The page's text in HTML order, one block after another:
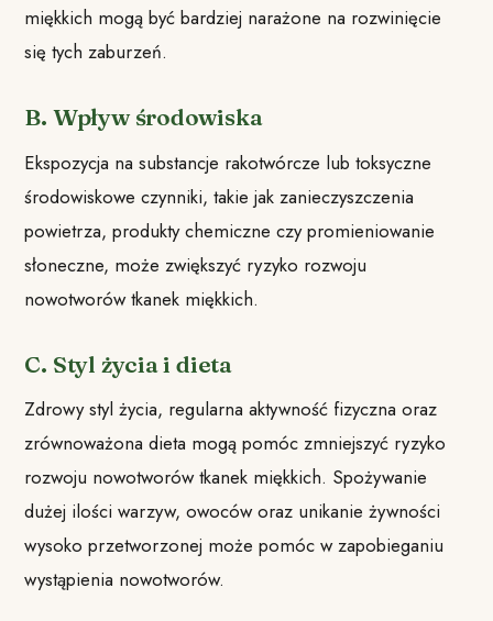
miękkich mogą być bardziej narażone na rozwinięcie
się tych zaburzeń.
B. Wpływ środowiska
Ekspozycja na substancje rakotwórcze lub toksyczne
środowiskowe czynniki, takie jak zanieczyszczenia
powietrza, produkty chemiczne czy promieniowanie
słoneczne, może zwiększyć ryzyko rozwoju
nowotworów tkanek miękkich.
C. Styl życia i dieta
Zdrowy styl życia, regularna aktywność fizyczna oraz
zrównoważona dieta mogą pomóc zmniejszyć ryzyko
rozwoju nowotworów tkanek miękkich. Spożywanie
dużej ilości warzyw, owoców oraz unikanie żywności
wysoko przetworzonej może pomóc w zapobieganiu
wystąpienia nowotworów.